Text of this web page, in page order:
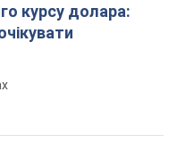
курсу долара: